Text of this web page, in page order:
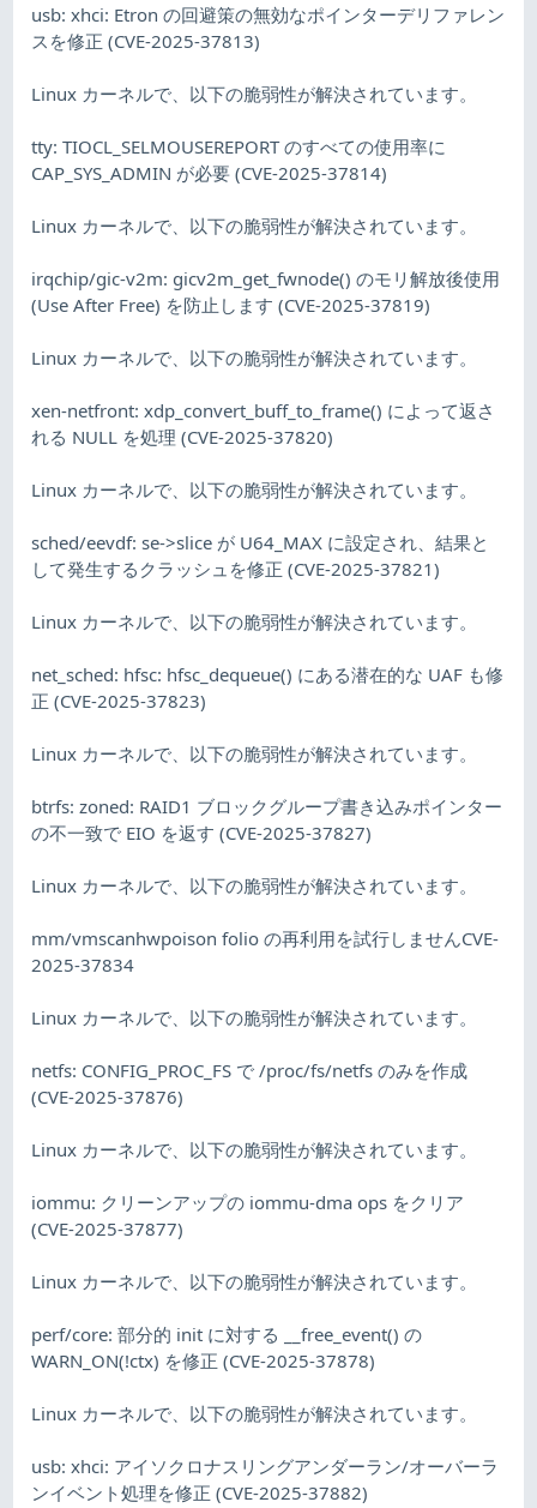
usb: xhci: Etron の回避策の無効なポインターデリファレン
スを修正 (CVE-2025-37813)
Linux カーネルで、以下の脆弱性が解決されています。
tty: TIOCL_SELMOUSEREPORT のすべての使用率に
CAP_SYS_ADMIN が必要 (CVE-2025-37814)
Linux カーネルで、以下の脆弱性が解決されています。
irqchip/gic-v2m: gicv2m_get_fwnode() のモリ解放後使用
(Use After Free) を防止します (CVE-2025-37819)
Linux カーネルで、以下の脆弱性が解決されています。
xen-netfront: xdp_convert_buff_to_frame() によって返さ
れる NULL を処理 (CVE-2025-37820)
Linux カーネルで、以下の脆弱性が解決されています。
sched/eevdf: se->slice が U64_MAX に設定され、結果と
して発生するクラッシュを修正 (CVE-2025-37821)
Linux カーネルで、以下の脆弱性が解決されています。
net_sched: hfsc: hfsc_dequeue() にある潜在的な UAF も修
正 (CVE-2025-37823)
Linux カーネルで、以下の脆弱性が解決されています。
btrfs: zoned: RAID1 ブロックグループ書き込みポインター
の不一致で EIO を返す (CVE-2025-37827)
Linux カーネルで、以下の脆弱性が解決されています。
mm/vmscanhwpoison folio の再利用を試行しませんCVE-
2025-37834
Linux カーネルで、以下の脆弱性が解決されています。
netfs: CONFIG_PROC_FS で /proc/fs/netfs のみを作成
(CVE-2025-37876)
Linux カーネルで、以下の脆弱性が解決されています。
iommu: クリーンアップの iommu-dma ops をクリア
(CVE-2025-37877)
Linux カーネルで、以下の脆弱性が解決されています。
perf/core: 部分的 init に対する __free_event() の
WARN_ON(!ctx) を修正 (CVE-2025-37878)
Linux カーネルで、以下の脆弱性が解決されています。
usb: xhci: アイソクロナスリングアンダーラン/オーバーラ
ンイベント処理を修正 (CVE-2025-37882)